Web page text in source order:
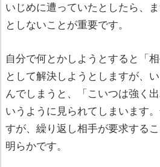
いじめに遭っていたとしたら、
としないことが重要です。
自分で何とかしようとすると「
として解決しようとしますが、
んでしまうと、「こいつは強く
いうように見られてしまいます
すが、繰り返し相手が要求する
明らかです。